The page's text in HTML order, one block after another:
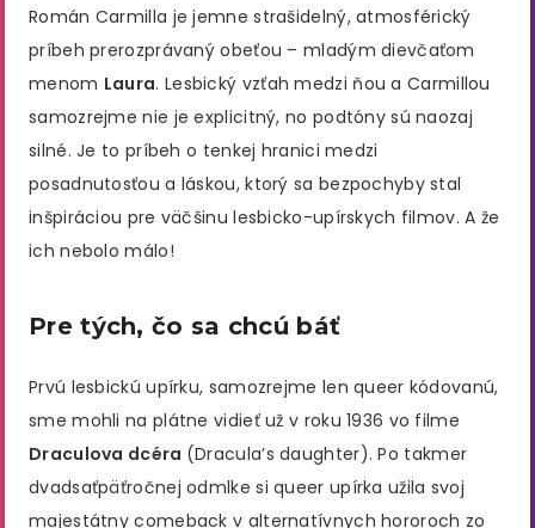
Román Carmilla je jemne strašidelný, atmosférický
príbeh prerozprávaný obeťou – mladým dievčaťom
menom Laura. Lesbický vzťah medzi ňou a Carmillou
samozrejme nie je explicitný, no podtóny sú naozaj
silné. Je to príbeh o tenkej hranici medzi
posadnutosťou a láskou, ktorý sa bezpochyby stal
inšpiráciou pre väčšinu lesbicko-upírskych filmov. A že
ich nebolo málo!
Pre tých, čo sa chcú báť
Prvú lesbickú upírku, samozrejme len queer kódovanú,
sme mohli na plátne vidieť už v roku 1936 vo filme
Draculova dcéra (Dracula’s daughter). Po takmer
dvadsaťpäťročnej odmlke si queer upírka užila svoj
majestátny comeback v alternatívnych hororoch zo